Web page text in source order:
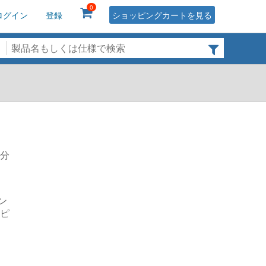
グイン 登録
0
ショッピングカートを見る